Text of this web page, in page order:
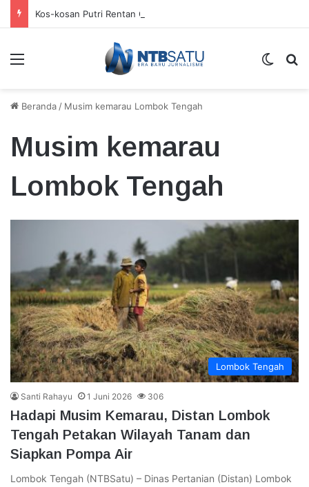
Kos-kosan Putri Rentan Gangguan Kamtibmas
Menu
Beranda / Musim kemarau Lombok Tengah
Musim kemarau
Lombok Tengah
Lombok Tengah
Santi Rahayu 1 Juni 2026 306
Hadapi Musim Kemarau, Distan Lombok
Tengah Petakan Wilayah Tanam dan
Siapkan Pompa Air
Lombok Tengah (NTBSatu) – Dinas Pertanian (Distan) Lombok